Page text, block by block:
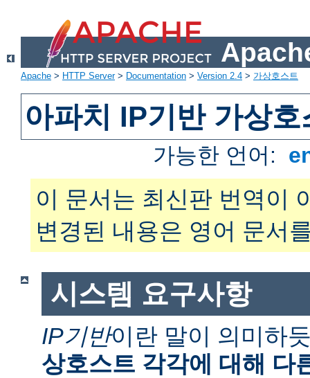
Apache > HTTP Server> Documentation > Version 2.4 > 가상호스트
아파치 IP기반 가상
가능한 언어:
이 문서는 최신판 번역이
변경된 내용은 영어 문서
시스템 요구사항
IP기반이란 말이 의미하
상호스트 각각에 대해 다